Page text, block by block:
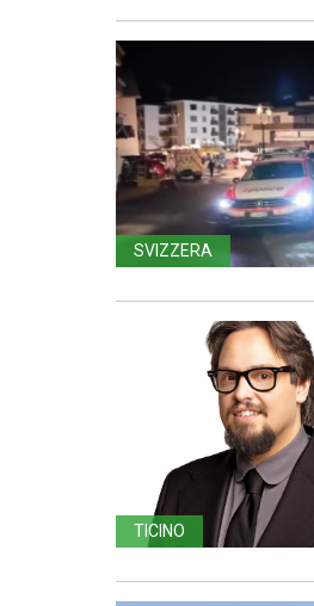
SVIZZERA
TICINO